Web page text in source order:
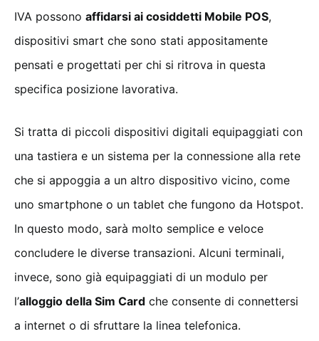
IVA possono affidarsi ai cosiddetti Mobile POS,
dispositivi smart che sono stati appositamente
pensati e progettati per chi si ritrova in questa
specifica posizione lavorativa.
Si tratta di piccoli dispositivi digitali equipaggiati con
una tastiera e un sistema per la connessione alla rete
che si appoggia a un altro dispositivo vicino, come
uno smartphone o un tablet che fungono da Hotspot.
In questo modo, sarà molto semplice e veloce
concludere le diverse transazioni. Alcuni terminali,
invece, sono già equipaggiati di un modulo per
l’alloggio della Sim Card che consente di connettersi
a internet o di sfruttare la linea telefonica.